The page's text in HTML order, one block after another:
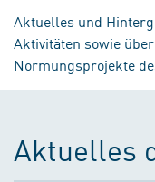
Aktuelles und
Aktivitäten sowie
Normungsprojekte
Aktuelles